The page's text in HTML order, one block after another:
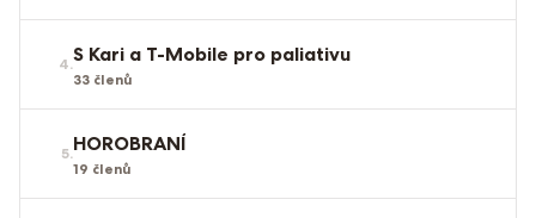
4.S Kari a T-Mobile pro paliativu
33 členů
5.HOROBRANÍ
19 členů